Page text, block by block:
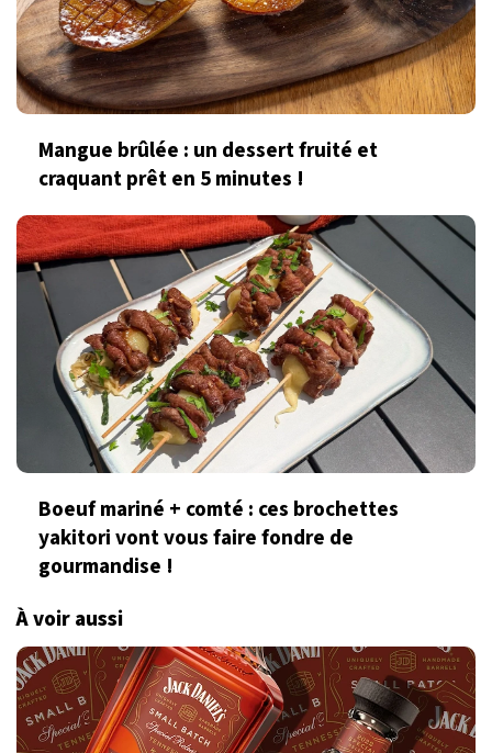
Mangue brûlée : un dessert fruité et
craquant prêt en 5 minutes !
Boeuf mariné + comté : ces brochettes
yakitori vont vous faire fondre de
gourmandise !
À voir aussi